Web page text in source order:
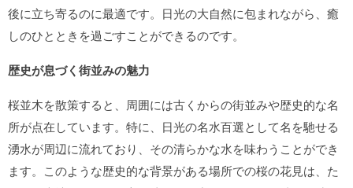
後に立ち寄るのに最適です。日光の大自然に包まれながら、癒
しのひとときを過ごすことができるのです。
歴史が息づく街並みの魅力
桜並木を散策すると、周囲には古くからの街並みや歴史的な名
所が点在しています。特に、日光の名水百選として名を馳せる
湧水が周辺に流れており、その清らかな水を味わうことができ
ます。このような歴史的な背景がある場所での桜の花見は、た